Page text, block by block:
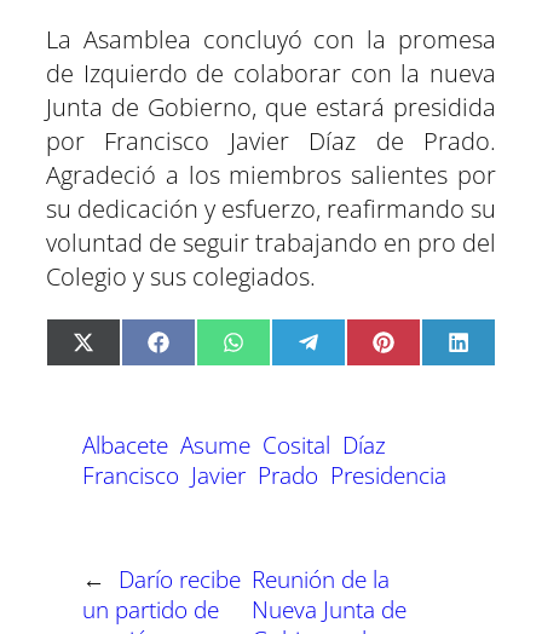
La Asamblea concluyó con la promesa
de Izquierdo de colaborar con la nueva
Junta de Gobierno, que estará presidida
por Francisco Javier Díaz de Prado.
Agradeció a los miembros salientes por
su dedicación y esfuerzo, reafirmando su
voluntad de seguir trabajando en pro del
Colegio y sus colegiados.
C
o
r
t
i
X
(
i
t
t
e
C
o
r
t
i
F
a
o
o
k
C
o
r
t
W
h
A
p
C
o
r
i
e
g
r
m
C
o
t
i
P
i
e
s
C
o
L
i
Albacete Asume Cosital Díaz
Francisco Javier Prado Presidencia
← Darío recibe
un partido de
Reunión de la
Nueva Junta de